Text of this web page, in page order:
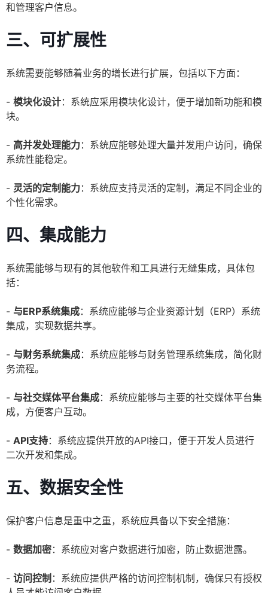
和管理客户信息。
三、可扩展性
系统需要能够随着业务的增长进行扩展，包括以下方面：
- 模块化设计：系统应采用模块化设计，便于增加新功能和模
块。
- 高并发处理能力：系统应能够处理大量并发用户访问，确保
系统性能稳定。
- 灵活的定制能力：系统应支持灵活的定制，满足不同企业的
个性化需求。
四、集成能力
系统需能够与现有的其他软件和工具进行无缝集成，具体包
括：
- 与ERP系统集成：系统应能够与企业资源计划（ERP）系统
集成，实现数据共享。
- 与财务系统集成：系统应能够与财务管理系统集成，简化财
务流程。
- 与社交媒体平台集成：系统应能够与主要的社交媒体平台集
成，方便客户互动。
- API支持：系统应提供开放的API接口，便于开发人员进行
二次开发和集成。
五、数据安全性
保护客户信息是重中之重，系统应具备以下安全措施：
- 数据加密：系统应对客户数据进行加密，防止数据泄露。
- 访问控制 ：系统应提供严格的访问控制机制，确保只有授权